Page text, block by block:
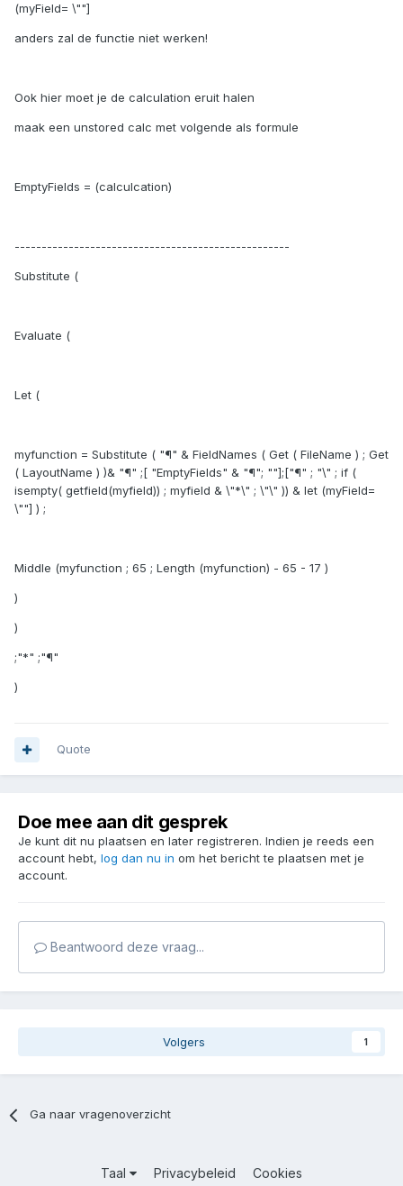
(myField= \""]
anders zal de functie niet werken!
Ook hier moet je de calculation eruit halen
maak een unstored calc met volgende als formule
EmptyFields = (calculcation)
---------------------------------------------------
Substitute (
Evaluate (
Let (
myfunction = Substitute ( "¶" & FieldNames ( Get ( FileName ) ; Get
( LayoutName ) )& "¶" ;[ "EmptyFields" & "¶"; ""];["¶" ; "\" ; if (
isempty( getfield(myfield)) ; myfield & \"*\" ; \"\" )) & let (myField=
\""] ) ;
Middle (myfunction ; 65 ; Length (myfunction) - 65 - 17 )
)
)
;"*" ;"¶"
)
Quote
Doe mee aan dit gesprek
Je kunt dit nu plaatsen en later registreren. Indien je reeds een
account hebt, log dan nu in om het bericht te plaatsen met je
account.
Beantwoord deze vraag...
Volgers 1
Ga naar vragenoverzicht
Taal Privacybeleid Cookies